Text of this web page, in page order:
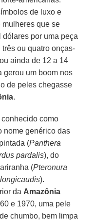
de luxo e
mulheres que se
por uma peça
ou quatro onças-
ainda de 12 a 14
gerou um boom nos
de peles chegasse
.
como
nome genérico das
(Panthera
pardalis), do
(Pteronura
).
da Amazônia
e 1970, uma pele
chumbo, bem limpa